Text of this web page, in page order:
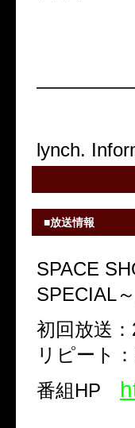
lynch.
■放送情報
SPACE
SPECIAL～
初回放送
リピート
番組HP